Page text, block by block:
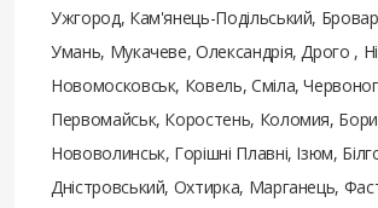
Ужгород, Кам'янець-Подільський,
Умань, Мукачеве, Олександрія, Дрого ,
Новомосковськ, Ковель, Сміла,
Первомайськ, Коростень, Коломия,
Нововолинськ, Горішні Плавні, Ізюм,
Дністровський, Охтирка, Марганець,